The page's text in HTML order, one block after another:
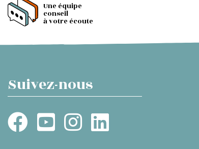
Une équipe
conseil
à votre écoute
Suivez-nous